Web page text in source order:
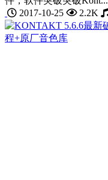
2017-10-25
2.2K